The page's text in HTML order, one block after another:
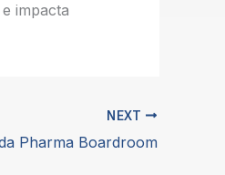
impacta
NEXT
Pharma Boardroom